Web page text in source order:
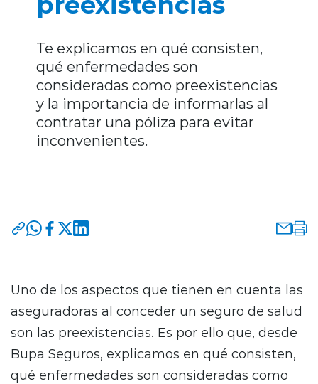
Te explicamos en qué consisten,
qué enfermedades son
consideradas como preexistencias
y la importancia de informarlas al
contratar una póliza para evitar
inconvenientes.
Uno de los aspectos que tienen en cuenta las
aseguradoras al conceder un seguro de salud
son las preexistencias. Es por ello que, desde
Bupa Seguros, explicamos en qué consisten,
qué enfermedades son consideradas como